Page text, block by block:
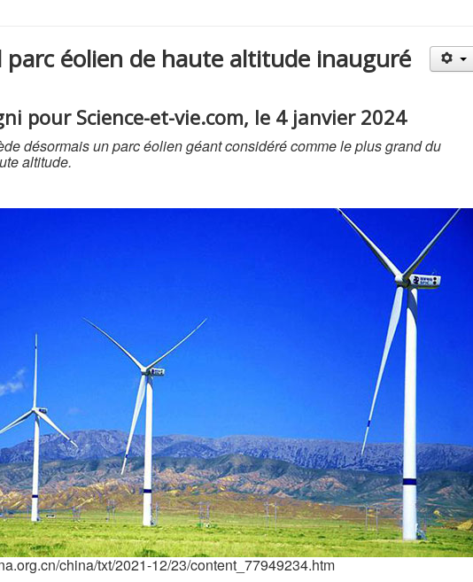
parc éolien de haute altitude inauguré
pour Science-et-vie.com, le 4 janvier 2024
désormais un parc éolien géant considéré comme le plus grand du
altitude.
china/txt/2021-12/23/content_77949234.htm